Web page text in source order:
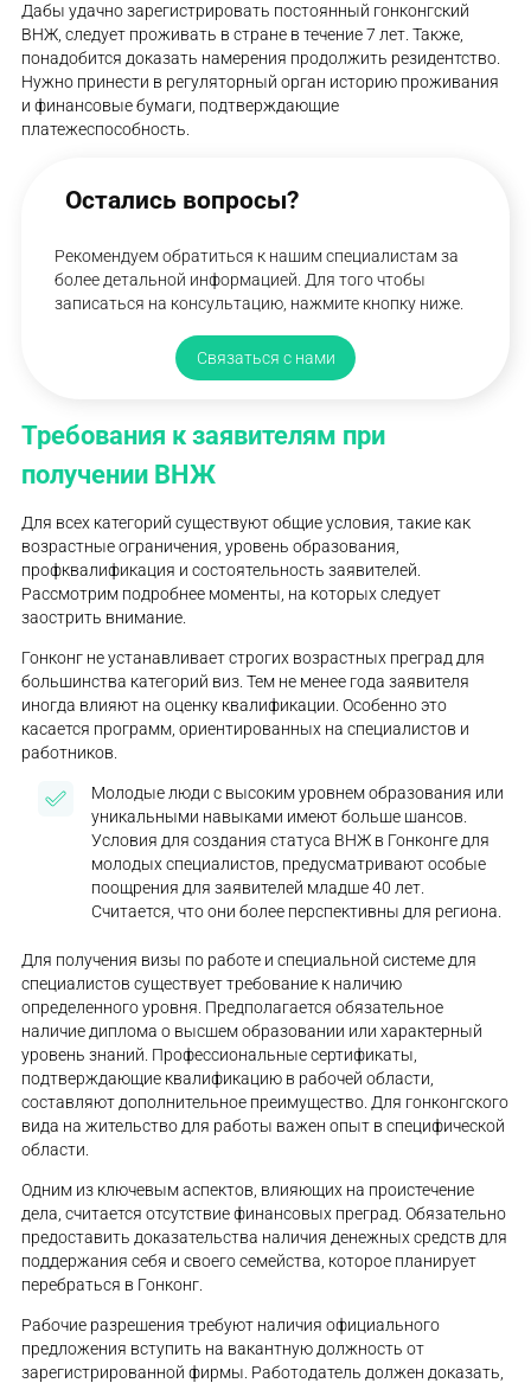
Дабы удачно зарегистрировать постоянный гонконгский
ВНЖ, следует проживать в стране в течение 7 лет. Также,
понадобится доказать намерения продолжить резидентство.
Нужно принести в регуляторный орган историю проживания
и финансовые бумаги, подтверждающие
платежеспособность.
Остались вопросы?
Рекомендуем обратиться к нашим специалистам за
более детальной информацией. Для того чтобы
записаться на консультацию, нажмите кнопку ниже.
Связаться с нами
Требования к заявителям при
получении ВНЖ
Для всех категорий существуют общие условия, такие как
возрастные ограничения, уровень образования,
профквалификация и состоятельность заявителей.
Рассмотрим подробнее моменты, на которых следует
заострить внимание.
Гонконг не устанавливает строгих возрастных преград для
большинства категорий виз. Тем не менее года заявителя
иногда влияют на оценку квалификации. Особенно это
касается программ, ориентированных на специалистов и
работников.
Молодые люди с высоким уровнем образования или
уникальными навыками имеют больше шансов.
Условия для создания статуса ВНЖ в Гонконге для
молодых специалистов, предусматривают особые
поощрения для заявителей младше 40 лет.
Считается, что они более перспективны для региона.
Для получения визы по работе и специальной системе для
специалистов существует требование к наличию
определенного уровня. Предполагается обязательное
наличие диплома о высшем образовании или характерный
уровень знаний. Профессиональные сертификаты,
подтверждающие квалификацию в рабочей области,
составляют дополнительное преимущество. Для гонконгского
вида на жительство для работы важен опыт в специфической
области.
Одним из ключевым аспектов, влияющих на проистечение
дела, считается отсутствие финансовых преград. Обязательно
предоставить доказательства наличия денежных средств для
поддержания себя и своего семейства, которое планирует
перебраться в Гонконг.
Рабочие разрешения требуют наличия официального
предложения вступить на вакантную должность от
зарегистрированной фирмы. Работодатель должен доказать,